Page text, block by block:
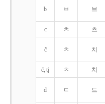
b ㅂ 브
c ㅊ 츠
č ㅊ 치
ć, tj ㅊ 치
d ㄷ 드